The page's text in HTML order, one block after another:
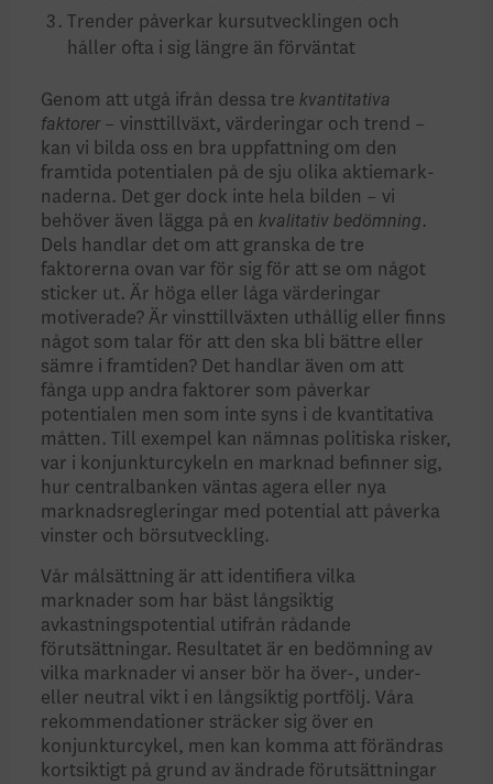
Trender påverkar kursutvecklingen och
håller ofta i sig längre än förväntat
Genom att utgå ifrån dessa tre kvanti­tativa
faktorer – vinsttillväxt, värde­ringar och trend –
kan vi bilda oss en bra uppfattning om den
framtida potentialen på de sju olika aktiemark­
naderna. Det ger dock inte hela bilden – vi
behöver även lägga på en kvalitativ bedömning.
Dels handlar det om att granska de tre
faktorerna ovan var för sig för att se om något
sticker ut. Är höga eller låga värderingar
motiverade? Är vinsttillväxten uthållig eller finns
något som talar för att den ska bli bättre eller
sämre i framtiden? Det handlar även om att
fånga upp andra faktorer som påverkar
potentialen men som inte syns i de kvantitativa
måtten. Till exempel kan nämnas politiska ris­ker,
var i konjunkturcykeln en marknad befinner sig,
hur centralbanken väntas agera eller nya
marknadsregleringar med potential att påverka
vinster och börsutveckling.
Vår målsättning är att identifiera vilka
marknader som har bäst långsiktig
avkastningspotential utifrån rådande
förutsättningar. Resultatet är en bedömning av
vilka marknader vi anser bör ha över-, under-
eller neutral vikt i en långsiktig portfölj. Våra
rekommen­dationer sträcker sig över en
konjunk­turcykel, men kan komma att förändras
kortsiktigt på grund av ändrade förut­sättningar